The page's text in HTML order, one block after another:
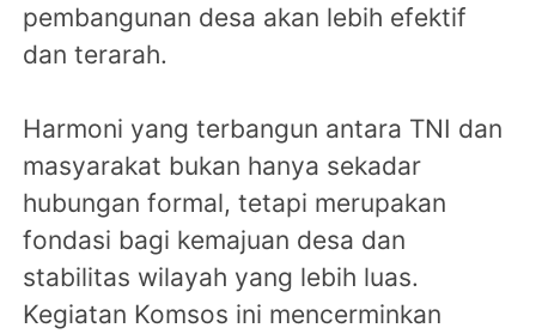
pembangunan desa akan lebih efektif
dan terarah.
Harmoni yang terbangun antara TNI dan
masyarakat bukan hanya sekadar
hubungan formal, tetapi merupakan
fondasi bagi kemajuan desa dan
stabilitas wilayah yang lebih luas.
Kegiatan Komsos ini mencerminkan